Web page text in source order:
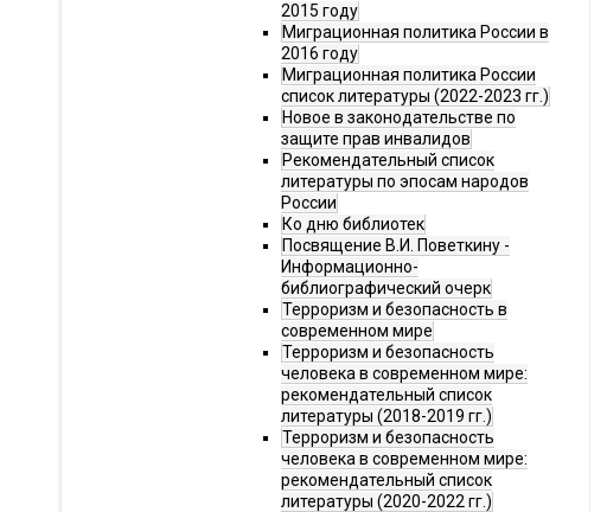
2015 году
Миграционная политика России в
2016 году
Миграционная политика России
список литературы (2022-2023 гг.)
Новое в законодательстве по
защите прав инвалидов
Рекомендательный список
литературы по эпосам народов
России
Ко дню библиотек
Посвящение В.И. Поветкину -
Информационно-
библиографический очерк
Терроризм и безопасность в
современном мире
Терроризм и безопасность
человека в современном мире:
рекомендательный список
литературы (2018-2019 гг.)
Терроризм и безопасность
человека в современном мире:
рекомендательный список
литературы (2020-2022 гг.)